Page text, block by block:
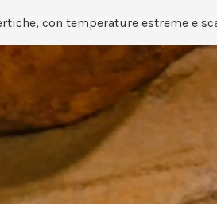
con temperature estreme e